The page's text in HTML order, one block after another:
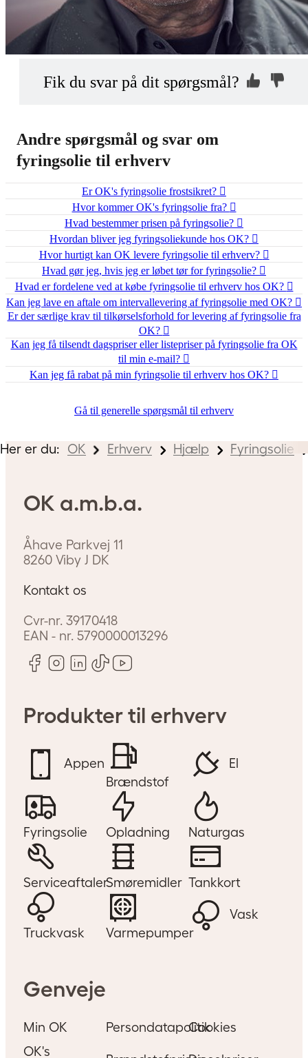
Fik du svar på dit spørgsmål?
Hvorfor ikke?
Kontakt os, så
vi kan hjælpe dig
Andre spørgsmål og svar om
fyringsolie til erhverv
Er OK's fyringsolie frostsikret?
Hvor kommer OK's fyringsolie fra?
Hvad bestemmer prisen på fyringsolie?
Hvordan bliver jeg fyringsoliekunde hos OK?
Hvor hurtigt kan OK levere fyringsolie til erhverv?
Hvad gør jeg, hvis jeg er løbet tør for fyringsolie?
Hvad er fordelene ved at købe fyringsolie til erhverv hos OK?
Kan jeg lave en aftale om intervallevering af fyringsolie med OK?
Er der særlige krav til tilkørselsforhold for levering af fyringsolie fra
OK?
Kan jeg få tilsendt dagspriser eller listepriser på fyringsolie fra OK
til min e-mail?
Kan jeg få rabat på min fyringsolie til erhverv hos OK?
Gå til generelle spørgsmål til erhverv
Her er du: OK Erhverv Hjælp Fyringsolie
OK a.m.b.a.
Åhave Parkvej 11
8260 Viby J DK
Kontakt os
Cvr-nr. 39170418
EAN - nr.5790000013296
Produkter til erhverv
Appen
Brændstof
El
Fyringsolie Opladning Naturgas
ServiceaftalerSmøremidler Tankkort
Truckvask Varmepumper
Vask
Genveje
Min OK PersondatapolitikCookies
OK's